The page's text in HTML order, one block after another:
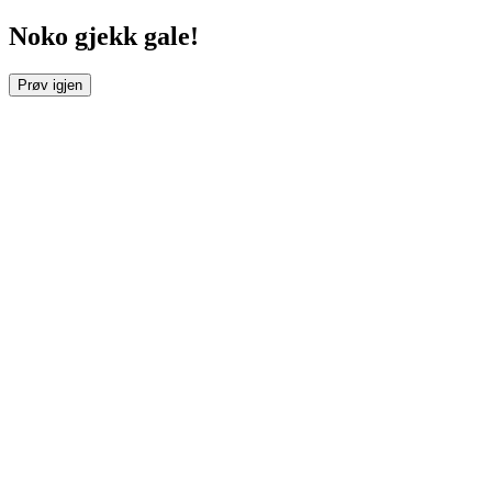
Noko gjekk gale!
Prøv igjen